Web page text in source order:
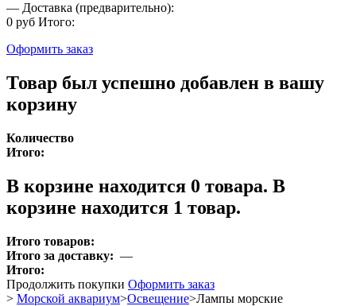
— Доставка (предварительно):
0 руб Итого:
Оформить заказ
Товар был успешно добавлен в вашу
корзину
Количество
Итого:
В корзине находится 0 товара. В
корзине находится 1 товар.
Итого товаров:
Итого за доставку: —
Итого:
Продолжить покупки Оформить заказ
> Морской аквариум>Освещение>Лампы морские